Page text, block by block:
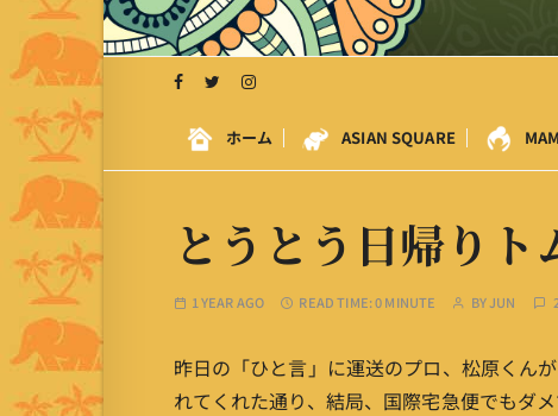
e
n
ホーム ASIAN SQUARE
とうとう日帰りト
1 YEAR AGO READ TIME:0 MINUTE BYJUN
昨日の「ひと言」に運送のプロ、松原くん
れてくれた通り、結局、国際宅急便でもダメ